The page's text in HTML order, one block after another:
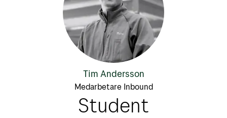
Tim Andersson
Medarbetare Inbound
Student